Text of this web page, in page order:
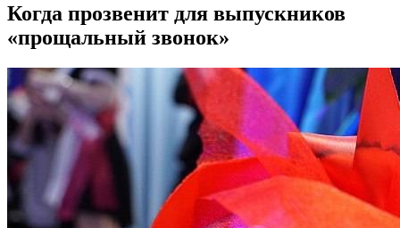
Когда прозвенит для выпускников
«прощальный звонок»